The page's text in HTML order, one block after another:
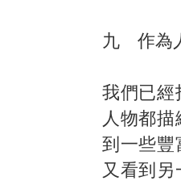
九 作為
我們已經
人物都
到一些豐
又看到